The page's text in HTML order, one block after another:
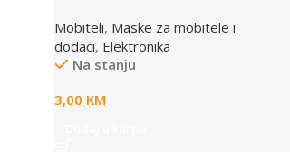
Mobiteli, Maske za mobitele i
dodaci, Elektronika
Na stanju
3,00 KM